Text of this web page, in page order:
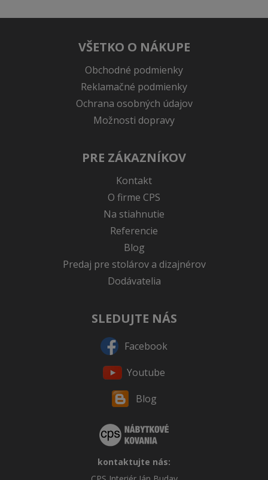
VŠETKO O NÁKUPE
Obchodné podmienky
Reklamačné podmienky
Ochrana osobných údajov
Možnosti dopravy
PRE ZÁKAZNÍKOV
Kontakt
O firme CPS
Na stiahnutie
Referencie
Blog
Predaj pre stolárov a dizajnérov
Dodávatelia
SLEDUJTE NÁS
Facebook
Youtube
Blog
kontaktujte nás: